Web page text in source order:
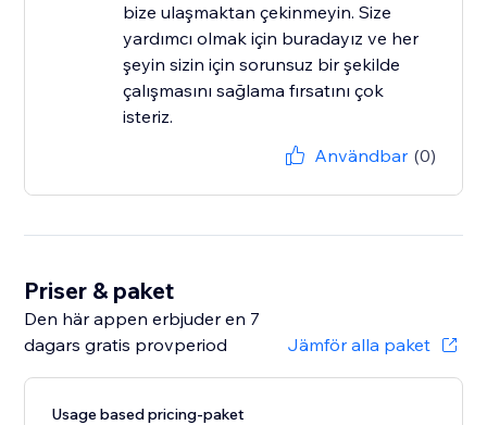
bize ulaşmaktan çekinmeyin. Size
yardımcı olmak için buradayız ve her
şeyin sizin için sorunsuz bir şekilde
çalışmasını sağlama fırsatını çok
isteriz.
Användbar (0)
Priser & paket
Den här appen erbjuder en 7
dagars gratis provperiod
Jämför alla paket
Usage based pricing-paket